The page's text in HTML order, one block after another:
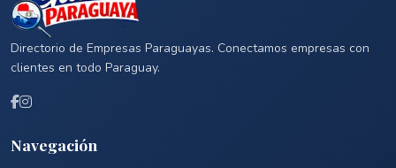
Directorio de Empresas Paraguayas. Conectamos empresas con
clientes en todo Paraguay.
Navegación